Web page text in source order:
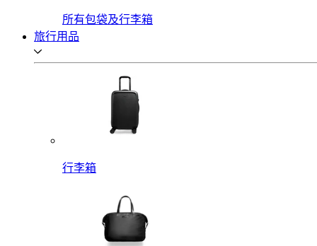
所有包袋及行李箱
旅行用品
行李箱